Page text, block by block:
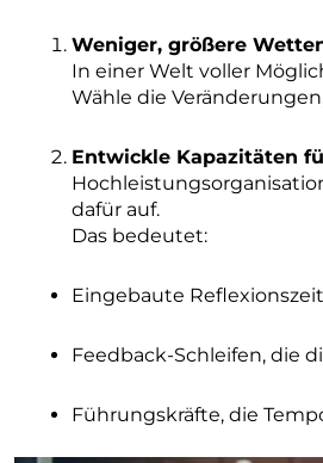
Weniger, größere
In einer Welt voller
Wähle die
Entwickle Kapazitäten
dafür auf.
Das bedeutet:
Eingebaute
Feedback-Schleifen, die
Führungskräfte, die